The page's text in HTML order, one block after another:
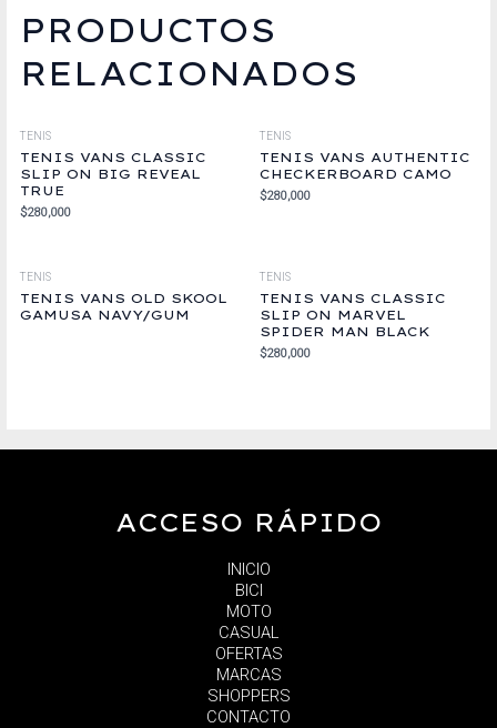
PRODUCTOS
RELACIONADOS
TENIS
TENIS VANS CLASSIC
SLIP ON BIG REVEAL
TRUE
$280,000
TENIS
TENIS VANS AUTHENTIC
CHECKERBOARD CAMO
$280,000
TENIS
TENIS VANS OLD SKOOL
GAMUSA NAVY/GUM
TENIS
TENIS VANS CLASSIC
SLIP ON MARVEL
SPIDER MAN BLACK
$280,000
ACCESO RÁPIDO
INICIO
BICI
MOTO
CASUAL
OFERTAS
MARCAS
SHOPPERS
CONTACTO